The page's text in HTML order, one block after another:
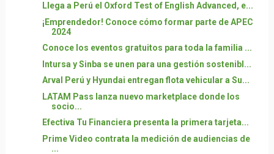
Llega a Perú el Oxford Test of English Advanced, e...
¡Emprendedor! Conoce cómo formar parte de APEC
2024
Conoce los eventos gratuitos para toda la familia ...
Intursa y Sinba se unen para una gestión sostenibl...
Arval Perú y Hyundai entregan flota vehicular a Su...
LATAM Pass lanza nuevo marketplace donde los
socio...
Efectiva Tu Financiera presenta la primera tarjeta...
Prime Video contrata la medición de audiencias de
...